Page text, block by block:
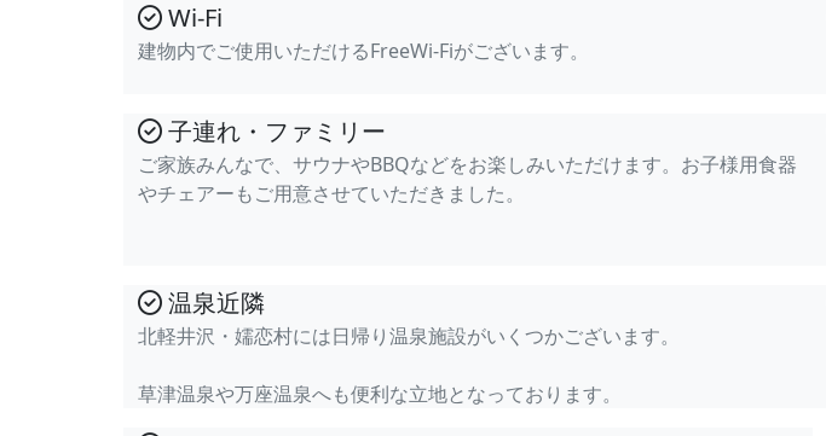
Wi-Fi
建物内でご使用いただけるFreeWi-Fiがございます。
子連れ・ファミリー
ご家族みんなで、サウナやBBQなどをお楽しみいただけます。お子様用食器
やチェアーもご用意させていただきました。
温泉近隣
北軽井沢・嬬恋村には日帰り温泉施設がいくつかございます。
草津温泉や万座温泉へも便利な立地となっております。